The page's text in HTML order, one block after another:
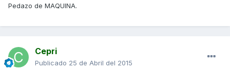
Pedazo de MAQUINA.
Cepri
Publicado 25 de Abril del 2015